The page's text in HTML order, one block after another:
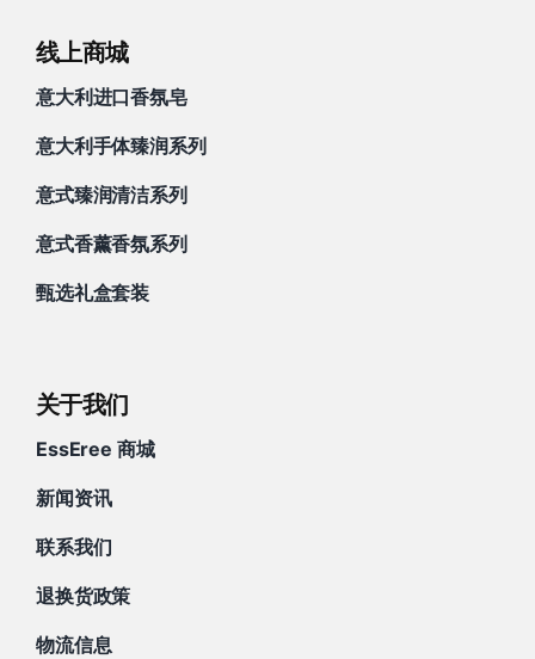
线上商城
意大利进口香氛皂
意大利手体臻润系列
意式臻润清洁系列
意式香薰香氛系列
甄选礼盒套装
关于我们
EssEree 商城
新闻资讯
联系我们
退换货政策
物流信息